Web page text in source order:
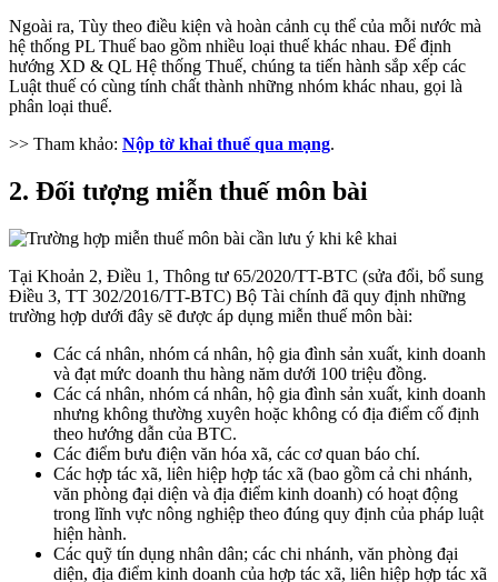
Ngoài ra, Tùy theo điều kiện và hoàn cảnh cụ thể của mỗi nước mà
hệ thống PL Thuế bao gồm nhiều loại thuế khác nhau. Để định
hướng XD & QL Hệ thống Thuế, chúng ta tiến hành sắp xếp các
Luật thuế có cùng tính chất thành những nhóm khác nhau, gọi là
phân loại thuế.
>> Tham khảo: Nộp tờ khai thuế qua mạng.
2. Đối tượng miễn thuế môn bài
Tại Khoản 2, Điều 1, Thông tư 65/2020/TT-BTC (sửa đổi, bổ sung
Điều 3, TT 302/2016/TT-BTC) Bộ Tài chính đã quy định những
trường hợp dưới đây sẽ được áp dụng miễn thuế môn bài:
Các cá nhân, nhóm cá nhân, hộ gia đình sản xuất, kinh doanh
và đạt mức doanh thu hàng năm dưới 100 triệu đồng.
Các cá nhân, nhóm cá nhân, hộ gia đình sản xuất, kinh doanh
nhưng không thường xuyên hoặc không có địa điểm cố định
theo hướng dẫn của BTC.
Các điểm bưu điện văn hóa xã, các cơ quan báo chí.
Các hợp tác xã, liên hiệp hợp tác xã (bao gồm cả chi nhánh,
văn phòng đại diện và địa điểm kinh doanh) có hoạt động
trong lĩnh vực nông nghiệp theo đúng quy định của pháp luật
hiện hành.
Các quỹ tín dụng nhân dân; các chi nhánh, văn phòng đại
diện, địa điểm kinh doanh của hợp tác xã, liên hiệp hợp tác xã